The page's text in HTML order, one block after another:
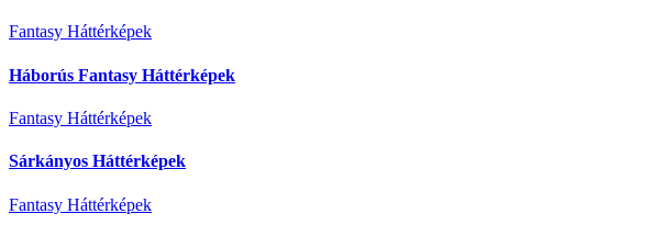
Fantasy Háttérképek
Háborús Fantasy Háttérképek
Fantasy Háttérképek
Sárkányos Háttérképek
Fantasy Háttérképek